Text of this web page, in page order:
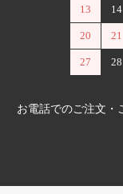
13 14
20 21
27 28
お電話でのご注文・